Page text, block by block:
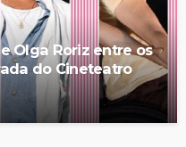
Olga Roriz entre os
do Cineteatro